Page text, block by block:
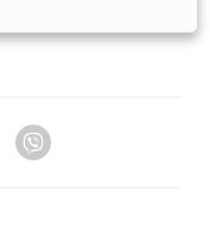
Telegram